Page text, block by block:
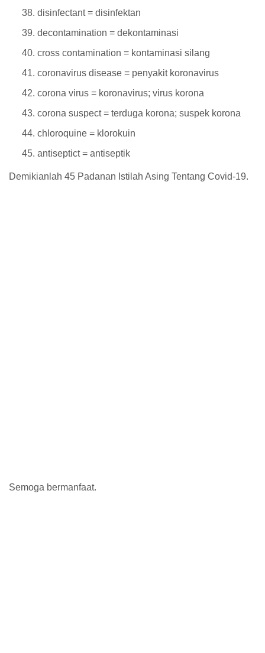
disinfectant = disinfektan
decontamination = dekontaminasi
cross contamination = kontaminasi silang
coronavirus disease = penyakit koronavirus
corona virus = koronavirus; virus korona
corona suspect = terduga korona; suspek korona
chloroquine = klorokuin
antiseptict = antiseptik
Demikianlah 45 Padanan Istilah Asing Tentang Covid-19.
Semoga bermanfaat.